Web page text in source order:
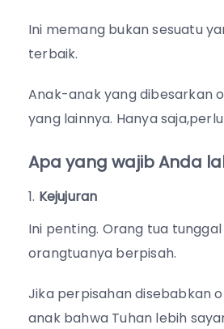
Ini memang bukan sesuatu
terbaik.
Anak-anak yang dibesarkan
yang lainnya. Hanya
Apa yang wajib Anda
Kejujuran
Ini penting. Orang tua
orangtuanya berpisah.
Jika perpisahan disebabkan
anak bahwa Tuhan lebih